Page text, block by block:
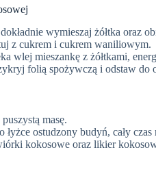
wymieszaj żółtka oraz
z cukrem i cukrem waniliowym.
wlej mieszankę z żółtkami,
folią spożywczą i odstaw do
masę.
ostudzony budyń, cały czas
kokosowe oraz likier